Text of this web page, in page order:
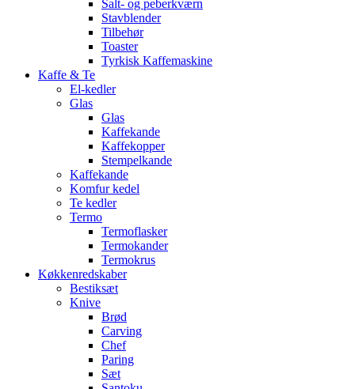
Salt- og peberkværn
Stavblender
Tilbehør
Toaster
Tyrkisk Kaffemaskine
Kaffe & Te
El-kedler
Glas
Glas
Kaffekande
Kaffekopper
Stempelkande
Kaffekande
Komfur kedel
Te kedler
Termo
Termoflasker
Termokander
Termokrus
Køkkenredskaber
Bestiksæt
Knive
Brød
Carving
Chef
Paring
Sæt